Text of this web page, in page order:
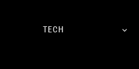
TECH